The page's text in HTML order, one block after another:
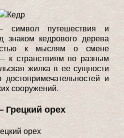
символ путешествия и
знаком кедрового дерева
к мыслям о смене
к странствиям по разным
жилка в ее сущности
и
сооружений.
Грецкий орех